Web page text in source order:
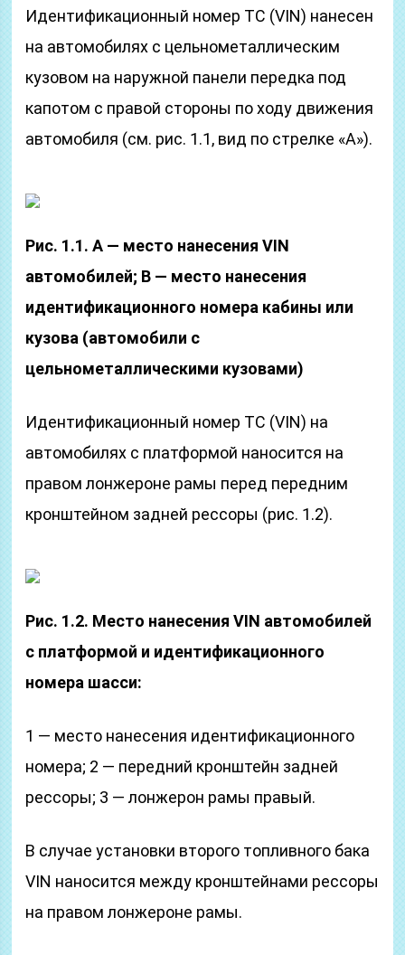
Идентификационный номер ТС (VIN) нанесен
на автомобилях с цельнометаллическим
кузовом на наружной панели передка под
капотом с правой стороны по ходу движения
автомобиля (см. рис. 1.1, вид по стрелке «А»).
Рис. 1.1. А — место нанесения VIN
автомобилей; В — место нанесения
идентификационного номера кабины или
кузова (автомобили с
цельнометаллическими кузовами)
Идентификационный номер ТС (VIN) на
автомобилях с платформой наносится на
правом лонжероне рамы перед передним
кронштейном задней рессоры (рис. 1.2).
Рис. 1.2. Место нанесения VIN автомобилей
с платформой и идентификационного
номера шасси:
1 — место нанесения идентификационного
номера; 2 — передний кронштейн задней
рессоры; 3 — лонжерон рамы правый.
В случае установки второго топливного бака
VIN наносится между кронштейнами рессоры
на правом лонжероне рамы.